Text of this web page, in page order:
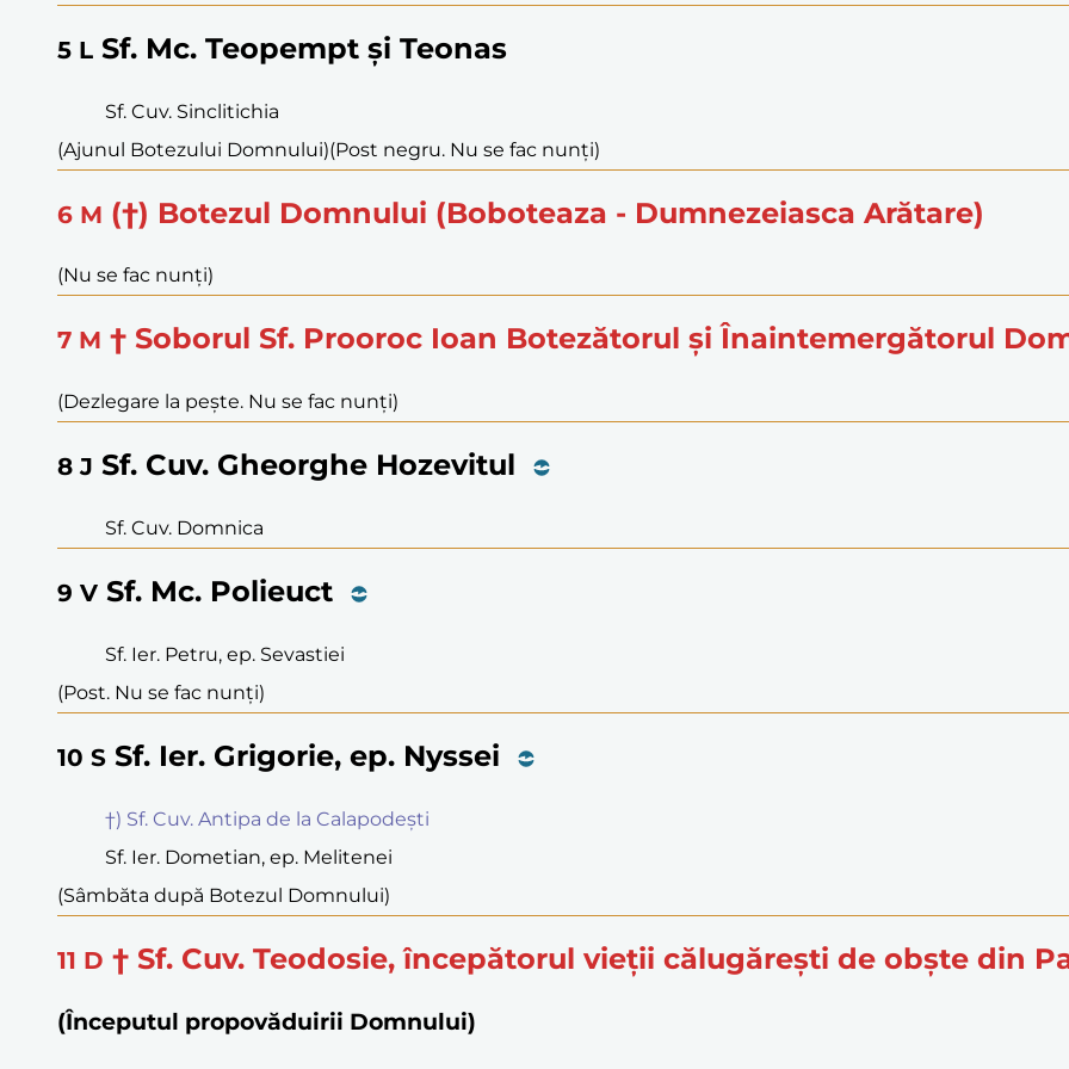
5 L Sf. Mc. Teopempt și Teonas
Sf. Cuv. Sinclitichia
(Ajunul Botezului Domnului)(Post negru. Nu se fac nunți)
6 M (†) Botezul Domnului (Boboteaza - Dumnezeiasca Arătare)
(Nu se fac nunți)
7 M † Soborul Sf. Prooroc Ioan Botezătorul și Înaintemergătorul
(Dezlegare la pește. Nu se fac nunți)
8 J Sf. Cuv. Gheorghe Hozevitul
Sf. Cuv. Domnica
9 V Sf. Mc. Polieuct
Sf. Ier. Petru, ep. Sevastiei
(Post. Nu se fac nunți)
10 S Sf. Ier. Grigorie, ep. Nyssei
†) Sf. Cuv. Antipa de la Calapodești
Sf. Ier. Dometian, ep. Melitenei
(Sâmbăta după Botezul Domnului)
11 D † Sf. Cuv. Teodosie, începătorul vieții călugărești de obște din
(Începutul propovăduirii Domnului)